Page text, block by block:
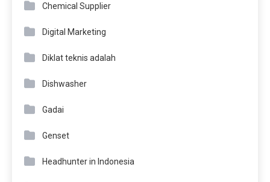
Chemical Supplier
Digital Marketing
Diklat teknis adalah
Dishwasher
Gadai
Genset
Headhunter in Indonesia